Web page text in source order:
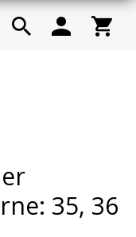
35, 36